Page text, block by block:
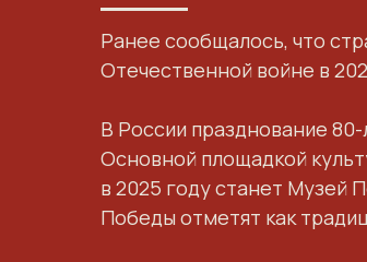
Ранее сообщалось, что
Отечественной войне в
В России празднование
Основной площадкой
в 2025 годустанет Музей
Победы отметят как